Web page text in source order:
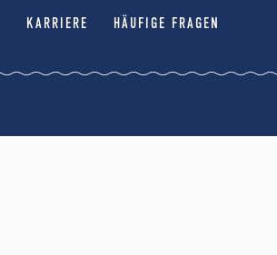
KARRIERE HÄUFIGE FRAGEN